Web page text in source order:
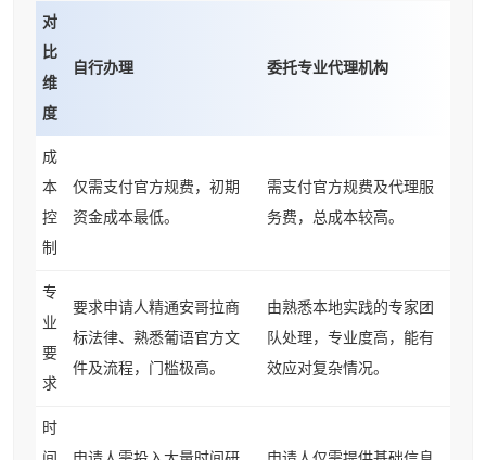
对
比
维
度
自行办理 委托专业代理机构
成
本
控
制
仅需支付官方规费，初期
资金成本最低。
需支付官方规费及代理服
务费，总成本较高。
专
业
要
求
要求申请人精通安哥拉商
标法律、熟悉葡语官方文
件及流程，门槛极高。
由熟悉本地实践的专家团
队处理，专业度高，能有
效应对复杂情况。
时